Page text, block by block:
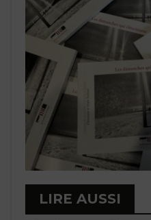
LIRE AUSSI